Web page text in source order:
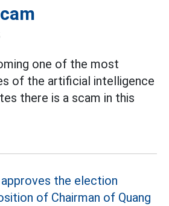
one of the most
of the artificial intelligence
there is a scam in this